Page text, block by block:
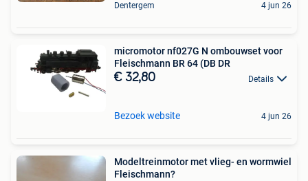
Dentergem 4 jun 26
micromotor nf027G N ombouwset voor
Fleischmann BR 64 (DB DR
€ 32,80 Details
Bezoek website 4 jun 26
Modeltreinmotor met vlieg- en wormwiel
Fleischmann?